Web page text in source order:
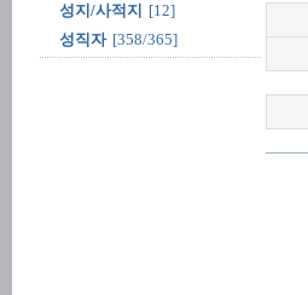
성지/사적지
[12]
성직자 [358/365]